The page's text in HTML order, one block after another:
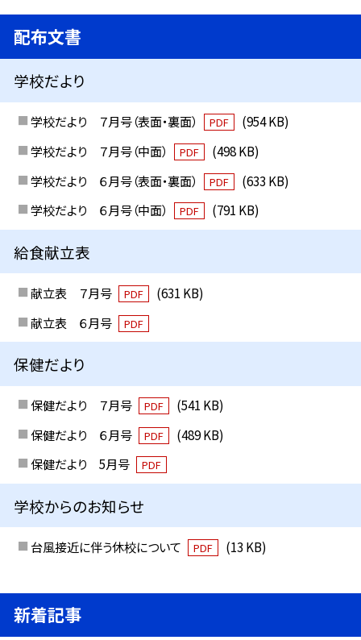
配布文書
学校だより
学校だより ７月号（表面・裏面） PDF
(954 KB)
学校だより ７月号（中面）
PDF
(498 KB)
学校だより ６月号（表面・裏面）
PDF
(633 KB)
学校だより ６月号（中面）
PDF (791 KB)
給食献立表
献立表 ７月号 PDF
(631 KB)
献立表 ６月号
PDF
保健だより
保健だより ７月号 PDF
(541 KB)
保健だより ６月号
PDF
(489 KB)
保健だより 5月号
PDF
学校からのお知らせ
台風接近に伴う休校について PDF (13 KB)
新着記事